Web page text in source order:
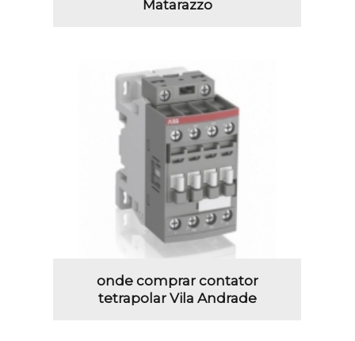
Matarazzo
onde comprar contator
tetrapolar Vila Andrade